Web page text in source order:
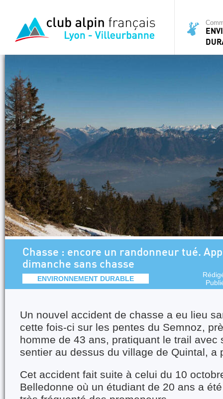
Chasse : encore un randonneur tué.
dimanche sans chasse
ENVIRONNEMENT DURABLE
Un nouvel accident de chasse a eu lieu
cette fois-ci sur les pentes du Semnoz,
homme de 43 ans, pratiquant le trail avec
sentier au dessus du village de Quintal, a
Cet accident fait suite à celui du 10
Belledonne où un étudiant de 20 ans a